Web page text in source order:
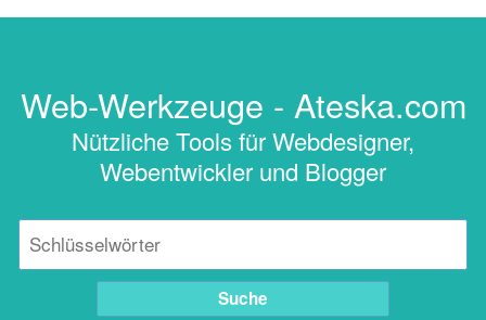
Web-Werkzeuge - Ateska.com
Nützliche Tools für Webdesigner,
Webentwickler und Blogger
Suche